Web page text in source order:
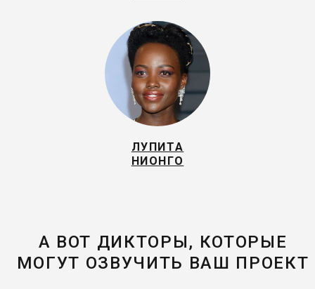
ЛУПИТА
НИОНГО
А ВОТ ДИКТОРЫ, КОТОРЫЕ
МОГУТ ОЗВУЧИТЬ ВАШ ПРОЕКТ